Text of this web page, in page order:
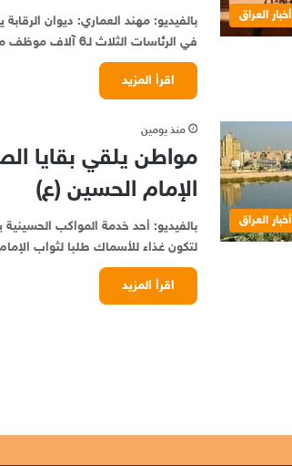
أخبار العراق
بالفيديو: مهند العماري: ديوان
في الرئاسات الثلاث لـ6 آلاف موظف مقابل رواتب…
اقرأ المزيد
أخبار العراق
منذ يومين
مواطن يلقي بقايا
الإمام الحسين (ع)
بالفيديو: أحد خدمة المواكب
لتكون غذاء للأسماك طلبا لثواب
اقرأ المزيد